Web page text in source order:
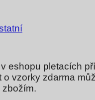
eshopu pletacích
o vzorky zdarma
zbožím.